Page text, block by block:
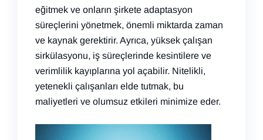
eğitmek ve onların şirkete adaptasyon
süreçlerini yönetmek, önemli miktarda zaman
ve kaynak gerektirir. Ayrıca, yüksek çalışan
sirkülasyonu, iş süreçlerinde kesintilere ve
verimlilik kayıplarına yol açabilir. Nitelikli,
yetenekli çalışanları elde tutmak, bu
maliyetleri ve olumsuz etkileri minimize eder.